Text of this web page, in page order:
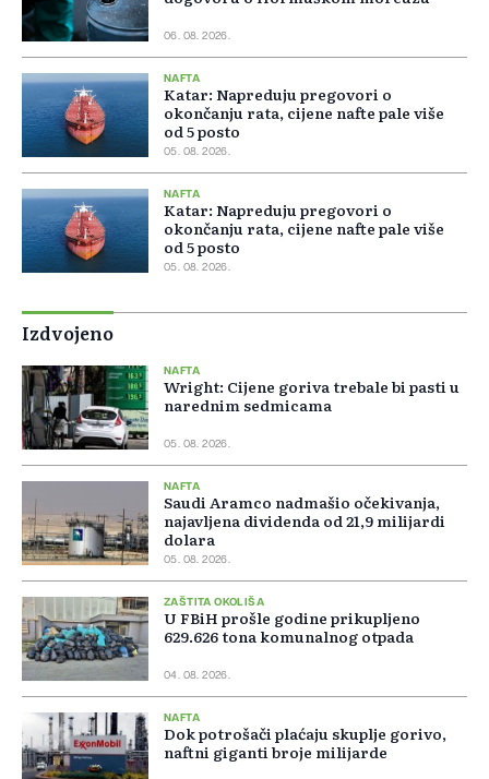
06. 08. 2026.
NAFTA
Katar: Napreduju pregovori o
okončanju rata, cijene nafte pale više
od 5 posto
05. 08. 2026.
NAFTA
Katar: Napreduju pregovori o
okončanju rata, cijene nafte pale više
od 5 posto
05. 08. 2026.
Izdvojeno
NAFTA
Wright: Cijene goriva trebale bi pasti u
narednim sedmicama
05. 08. 2026.
NAFTA
Saudi Aramco nadmašio očekivanja,
najavljena dividenda od 21,9 milijardi
dolara
05. 08. 2026.
ZAŠTITA OKOLIŠA
U FBiH prošle godine prikupljeno
629.626 tona komunalnog otpada
04. 08. 2026.
NAFTA
Dok potrošači plaćaju skuplje gorivo,
naftni giganti broje milijarde